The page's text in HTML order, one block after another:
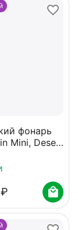
фонарь
Mini, Desert
₽